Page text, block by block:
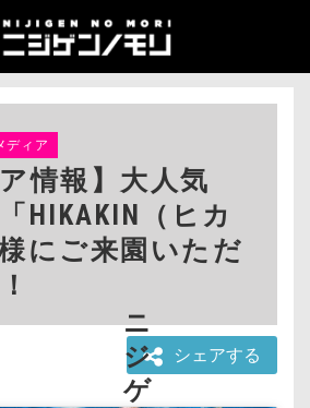
ディア
情報】大人気
HIKAKIN（ヒカ
にご来園いただ
シェアする
ニ
ジ
ゲ